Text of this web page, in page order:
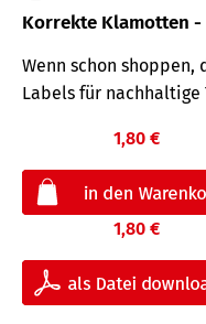
Korrekte Klamotten
Wenn schon shoppen,
Labels für nachhaltige
1,80 €
1,80 €